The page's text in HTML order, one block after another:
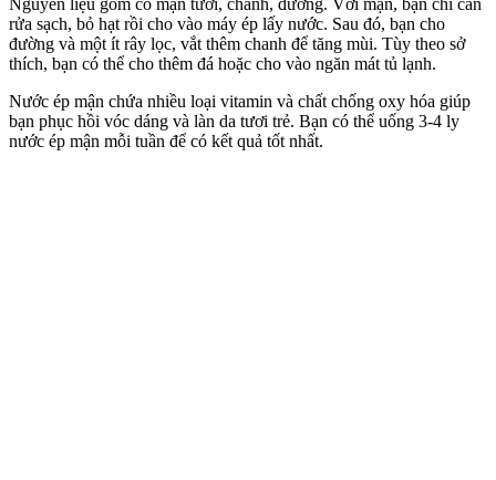
rửa sạch, bỏ hạt rồi cho vào máy ép lấy nước. Sau đó, bạn cho
đường và một ít rây lọc, vắt thêm chanh để tăng mùi. Tùy theo sở
thích, bạn có thể cho thêm đá hoặc cho vào ngăn mát tủ lạnh.
Nước ép mận chứa nhiều loại vitamin và chất chống oxy hóa giúp
bạn phục hồi vóc dáng và làn da tươi trẻ. Bạn có thể uống 3-4 ly
nước ép mận mỗi tuần để có kết quả tốt nhất.